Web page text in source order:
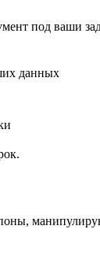
под ваши
данных